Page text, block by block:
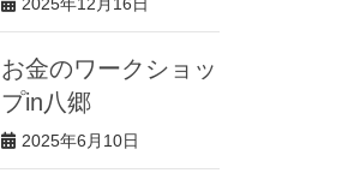
2025年12月16日
お金のワークショッ
プin八郷
2025年6月10日